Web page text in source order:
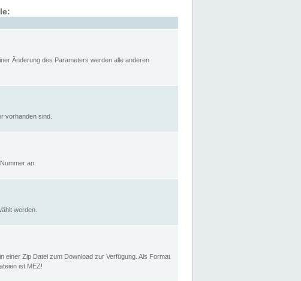
Änderung des Parameters werden alle anderen
vorhanden sind.
an.
werden.
einer Zip Datei zum Download zur Verfügung. Als Format
ist MEZ!